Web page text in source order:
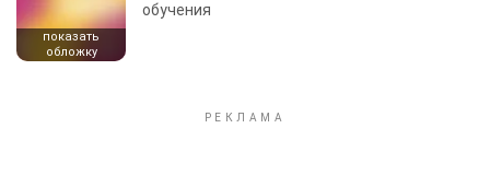
показать
обложку
обучения